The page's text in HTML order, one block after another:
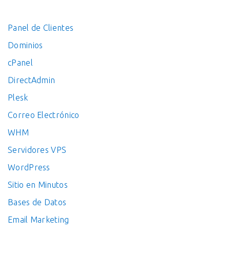
Panel de Clientes
Dominios
cPanel
DirectAdmin
Plesk
Correo Electrónico
WHM
Servidores VPS
WordPress
Sitio en Minutos
Bases de Datos
Email Marketing